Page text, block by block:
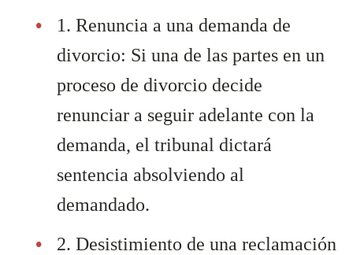
1. Renuncia a una demanda de
divorcio: Si una de las partes en un
proceso de divorcio decide
renunciar a seguir adelante con la
demanda, el tribunal dictará
sentencia absolviendo al
demandado.
2. Desistimiento de una reclamación